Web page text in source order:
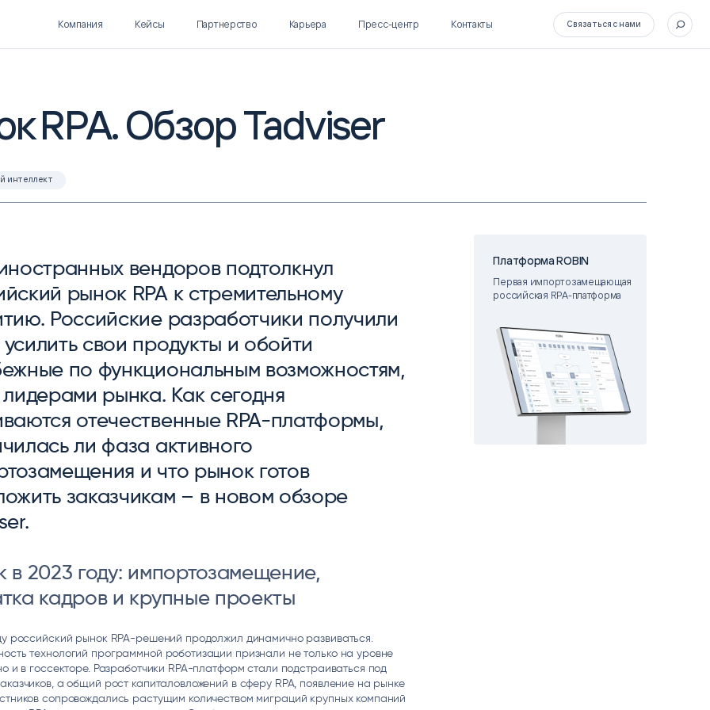
БЮДЖЕТИРОВАНИЕ
Преферентум
ТЕКСТА
MD Audit
ДЕЯТЕЛЬНОСТИ
Polymatica
РАСПОЗНАВАНИЕ ДАННЫХ
Компания Кейсы Партнерство Карьера Пресс-центр Контакты Связаться с нами
RPA. Обзор Tadviser
интеллект
вендоров подтолкнул
рынок RPA к стремительному
Российские разработчики получили
свои продукты и обойти
по функциональным возможностям,
лидерами рынка. Как сегодня
отечественные RPA-платформы,
ли фаза активного
и что рынок готов
заказчикам – в новом обзоре
в 2023 году: импортозамещение,
кадров и крупные проекты
российский рынок RPA-решений продолжил динамично развиваться.
технологий программной роботизации признали не только на уровне
и в госсекторе. Разработчики RPA-платформ стали подстраиваться под
а общий рост капиталовложений в сферу RPA, появление на рынке
сопровождались растущим количеством миграций крупных компаний
Платформа ROBIN
Первая импортозамещающая
российская RPA-платформа